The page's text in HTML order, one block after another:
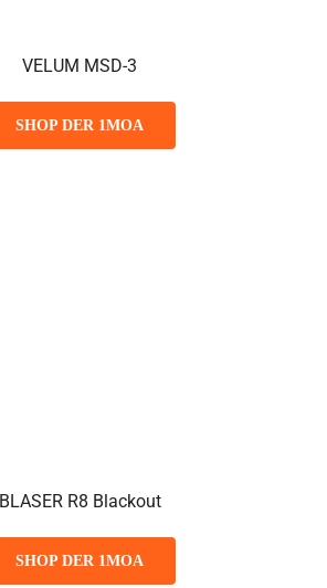
VELUM MSD-3
SHOP DER 1MOA
BLASER R8 Blackout
SHOP DER 1MOA